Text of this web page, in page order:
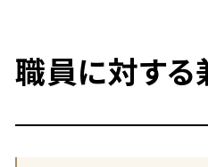
職員に対する